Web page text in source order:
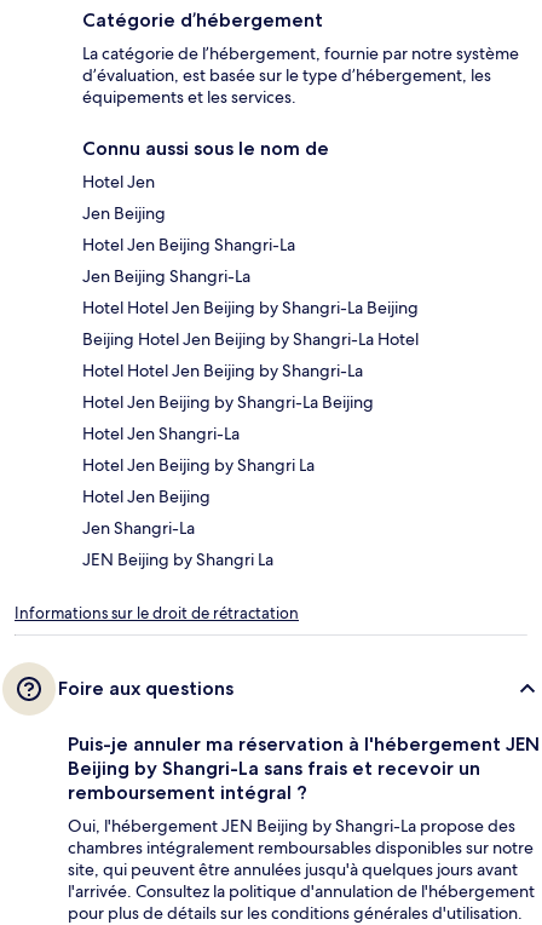
Catégorie d’hébergement
La catégorie de l’hébergement, fournie par notre système
d’évaluation, est basée sur le type d’hébergement, les
équipements et les services.
Connu aussi sous le nom de
Hotel Jen
Jen Beijing
Hotel Jen Beijing Shangri-La
Jen Beijing Shangri-La
Hotel Hotel Jen Beijing by Shangri-La Beijing
Beijing Hotel Jen Beijing by Shangri-La Hotel
Hotel Hotel Jen Beijing by Shangri-La
Hotel Jen Beijing by Shangri-La Beijing
Hotel Jen Shangri-La
Hotel Jen Beijing by Shangri La
Hotel Jen Beijing
Jen Shangri-La
JEN Beijing by Shangri La
Informations sur le droit de rétractation
Foire aux questions
Puis-je annuler ma réservation à l'hébergement JEN
Beijing by Shangri-La sans frais et recevoir un
remboursement intégral ?
Oui, l'hébergement JEN Beijing by Shangri-La propose des
chambres intégralement remboursables disponibles sur notre
site, qui peuvent être annulées jusqu'à quelques jours avant
l'arrivée. Consultez la politique d'annulation de l'hébergement
pour plus de détails sur les conditions générales d'utilisation.